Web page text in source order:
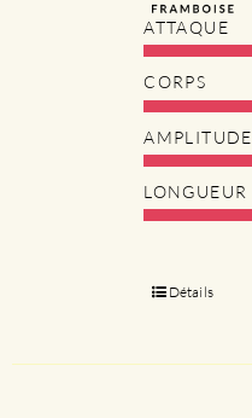
ATTAQUE
CORPS
AMPLITUDE
LONGUEUR
Détails